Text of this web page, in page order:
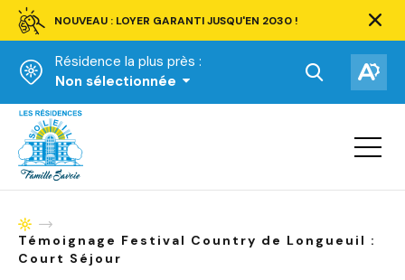
NOUVEAU : LOYER GARANTI JUSQU'EN 2030 !
barre
Résidence la plus près :
Non sélectionnée
Ouvrir
la
recherche.
la
Accueil
Ouvrir
la
Accueil
Témoignage Festival Country de Longueuil :
Court Séjour